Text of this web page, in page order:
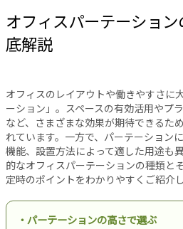
ワ
ー
ク
間
設
備
オ
フ
ィ
工
事
オフィスパーテーショ
底解説
オフィスのレイアウトや働きやすさに
ーション」。スペースの有効活用やプ
など、さまざまな効果が期待できるた
れています。一方で、パーテーション
機能、設置方法によって適した用途も
的なオフィスパーテーションの種類と
定時のポイントをわかりやすくご紹介し
・パーテーションの高さで選ぶ